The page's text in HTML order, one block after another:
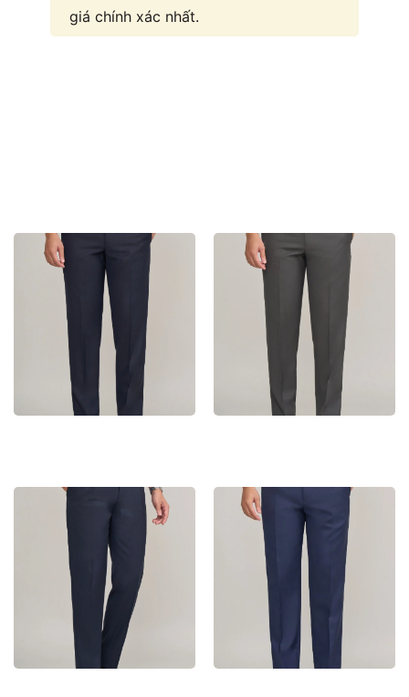
giá chính xác nhất.
Quần Tây Nam MD – 01 Quần Tây Nam MD – 02
Quần Tây Nam MD – 03 Quần Tây Nam MD – 04